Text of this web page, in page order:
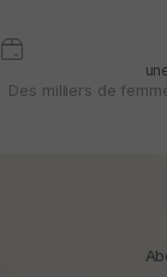
Des milliers de